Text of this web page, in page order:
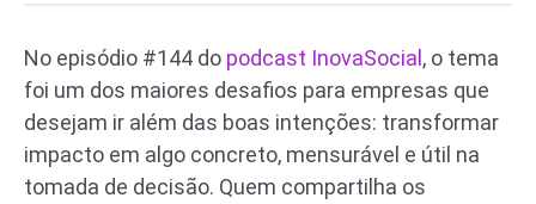
No episódio #144 do podcast InovaSocial, o tema
foi um dos maiores desafios para empresas que
desejam ir além das boas intenções: transformar
impacto em algo concreto, mensurável e útil na
tomada de decisão. Quem compartilha os